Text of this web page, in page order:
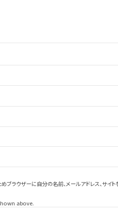
ブラウザーに自分の名前、メールアドレス、サイト
above.